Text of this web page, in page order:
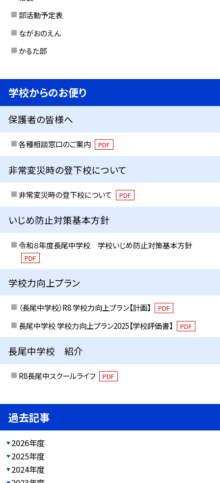
部活動予定表
ながおのえん
かるた部
学校からのお便り
保護者の皆様へ
各種相談窓口のご案内 PDF
非常変災時の登下校について
非常変災時の登下校について PDF
いじめ防止対策基本方針
令和８年度長尾中学校 学校いじめ防止対策基本方針
PDF
学校力向上プラン
（長尾中学校）R8 学校力向上プラン【計画】 PDF
長尾中学校 学校力向上プラン2025【学校評価書】 PDF
長尾中学校 紹介
R8長尾中スクールライフ PDF
過去記事
2026年度
2025年度
2024年度